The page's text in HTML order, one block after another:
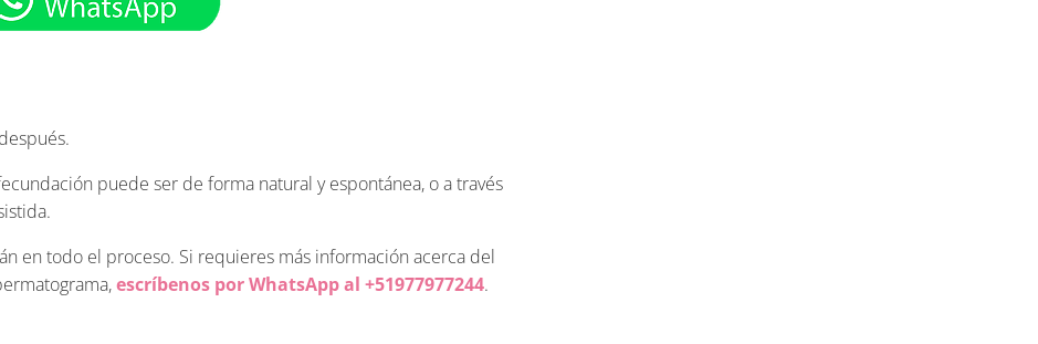
puede ser de forma natural y espontánea, o a través
en todo el proceso. Si requieres más información acerca del
escríbenos por WhatsApp al +51977977244.